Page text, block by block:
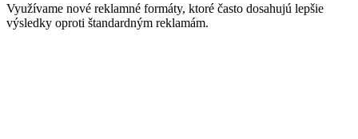
Využívame nové reklamné formáty, ktoré často dosahujú lepšie
výsledky oproti štandardným reklamám.